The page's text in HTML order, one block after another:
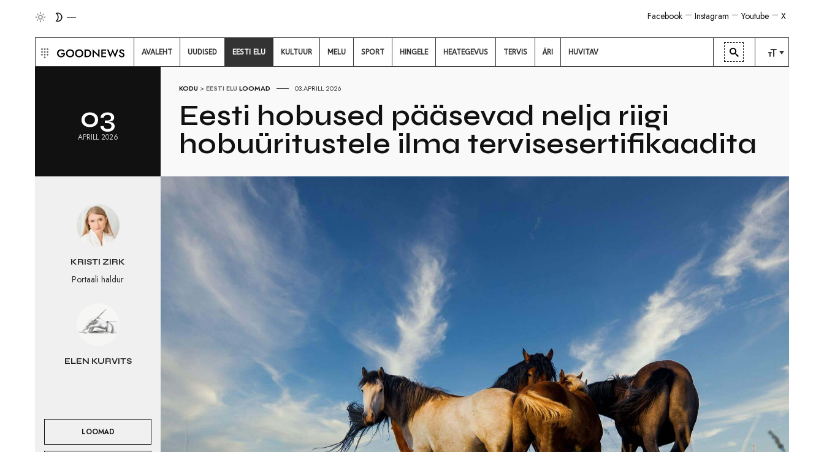
X
Youtube
Instagram
Facebook
AVALEHT UUDISED EESTI ELU KULTUUR MELU SPORT HINGELE HEATEGEVUS TERVIS ÄRI HUVITAV
03
APRILL 2026
KODU >EESTI ELU LOOMAD 03.APRILL 2026
Eesti hobused pääsevad nelja riigi
hobuüritustele ilma tervisesertifikaadita
KRISTI ZIRK
Portaali haldur
ELEN KURVITS
LOOMAD